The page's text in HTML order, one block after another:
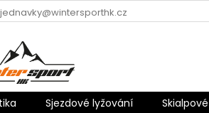
Sjezdové lyžování